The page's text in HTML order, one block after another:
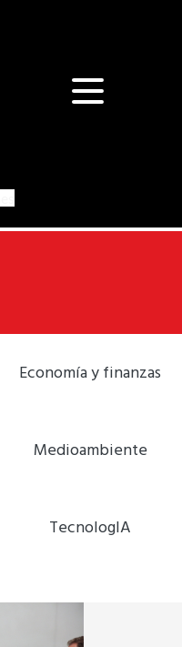
Economía y finanzas
Medioambiente
TecnologIA